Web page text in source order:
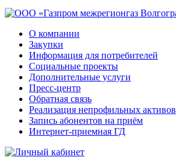
О компании
Закупки
Информация для потребителей
Социальные проекты
Дополнительные услуги
Пресс-центр
Обратная связь
Реализация непрофильных активов
Запись абонентов на приём
Интернет-приемная ГД